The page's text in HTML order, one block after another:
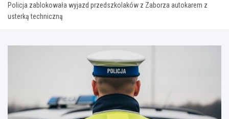
Policja zablokowała wyjazd przedszkolaków z Zaborza autokarem z
usterką techniczną